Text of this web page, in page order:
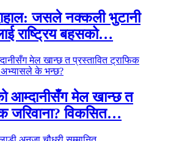
जसले नक्कली भुटानी
राष्ट्रिय बहसको…
आम्दानीसँग मेल खान्छ त
जरिवाना? विकसित…